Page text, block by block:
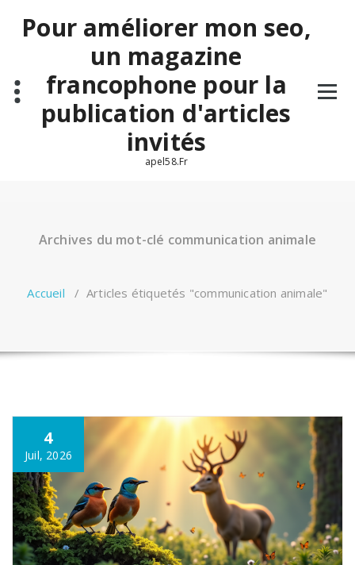
contenuPour améliorer mon seo,
un magazine
francophone pour la
publication d'articles
invités
apel58.Fr
Archives du mot-clé communication animale
Accueil /Articles étiquetés "communication animale"
4
Juil, 2026